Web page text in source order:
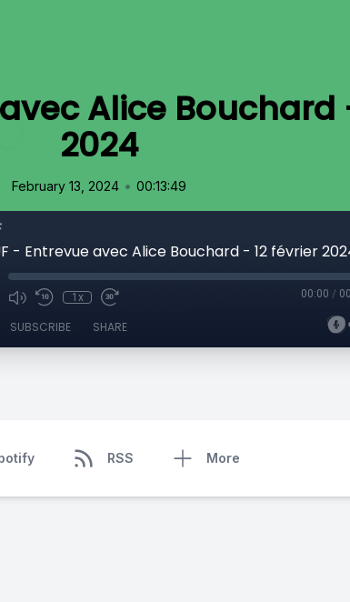
Alice Bouchard
2024
February 13, 2024 • 00:13:49
- Entrevue avec Alice Bouchard - 12 février
1x 00:00 /
SUBSCRIBE SHARE
RSS More